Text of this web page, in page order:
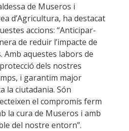
de Museros i
d’Agricultura, ha destacat
accions: “Anticipar-
de reduir l’impacte de
Amb aquestes labors de
dels nostres
i garantim major
la ciutadania. Són
el compromís ferm
la cura de Museros i amb
del nostre entorn”.